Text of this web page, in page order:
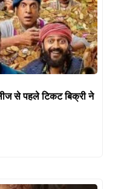
से पहले टिकट बिक्री ने